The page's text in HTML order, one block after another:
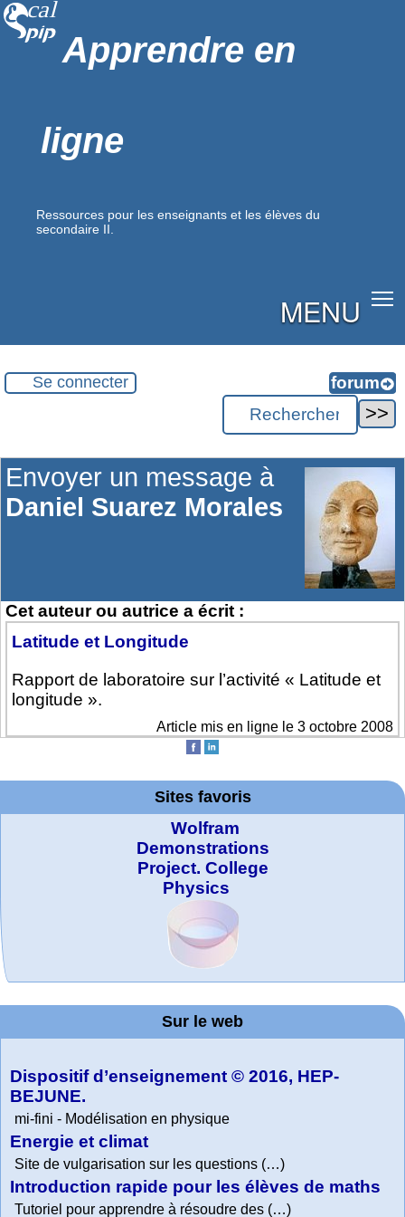
Apprendre en
ligne
Ressources pour les enseignants et les élèves du
secondaire II.
MENU
Se connecter
Envoyer un message à
Daniel Suarez Morales
Cet auteur ou autrice a écrit :
Latitude et Longitude
Rapport de laboratoire sur l’activité « Latitude et
longitude ».
Article mis en ligne le 3 octobre 2008
Sites favoris
Arts-Scènes
Wolfram
Demonstrations
Project. College
Physics
La société 2018
expliquée à mon
grand-père
TED Talks
Online math
practice and
lessons
WolframTones :
Generate a
Composition
Wolfram
Mathematica
Tutorial
Collection
Office fédéral de
la statistique
Wolfram
Education Portal
MATHCURVE.CO
M
Sur le web
Dispositif d’enseignement © 2016, HEP-
BEJUNE.
mi-fini - Modélisation en physique
Energie et climat
Site de vulgarisation sur les questions (…)
Introduction rapide pour les élèves de maths
Tutoriel pour apprendre à résoudre des (…)